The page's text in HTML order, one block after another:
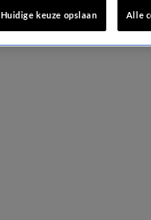
Huidige keuze opslaan Alle